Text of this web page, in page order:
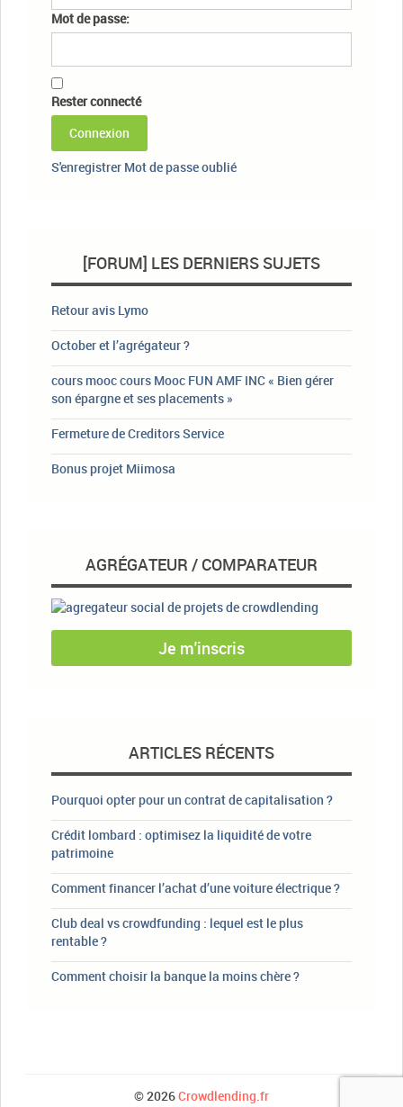
Mot de passe:
Rester connecté
Connexion
S'enregistrer Mot de passe oublié
[FORUM] LES DERNIERS SUJETS
Retour avis Lymo
October et l’agrégateur ?
cours mooc cours Mooc FUN AMF INC « Bien gérer
son épargne et ses placements »
Fermeture de Creditors Service
Bonus projet Miimosa
AGRÉGATEUR / COMPARATEUR
Je m'inscris
ARTICLES RÉCENTS
Pourquoi opter pour un contrat de capitalisation ?
Crédit lombard : optimisez la liquidité de votre
patrimoine
Comment financer l’achat d’une voiture électrique ?
Club deal vs crowdfunding : lequel est le plus
rentable ?
Comment choisir la banque la moins chère ?
© 2026Crowdlending.fr